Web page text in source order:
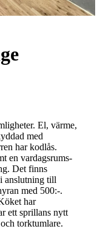
El, värme,
med
har kodlås.
en vardagsrums-
Det finns
anslutning till
med 500:-.
har
ett sprillans nytt
torktumlare.